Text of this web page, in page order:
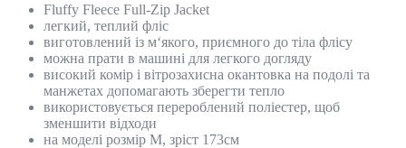
Fluffy Fleece Full-Zip Jacket
легкий, теплий фліс
виготовлений із м‘якого, приємного до тіла флісу
можна прати в машині для легкого догляду
високий комір і вітрозахисна окантовка на подолі та
манжетах допомагають зберегти тепло
використовується перероблений поліестер, щоб
зменшити відходи
на моделі розмір М, зріст 173см